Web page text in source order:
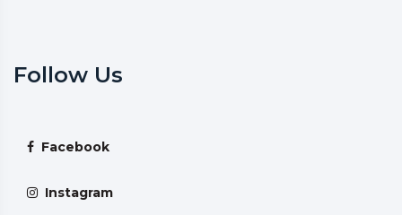
Follow Us
Facebook
Instagram